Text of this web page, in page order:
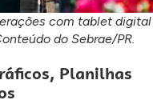
com tablet digital
do Sebrae/PR.
Planilhas